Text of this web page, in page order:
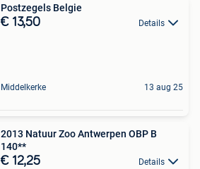
Postzegels Belgie
€ 13,50 Details
Middelkerke 13 aug 25
2013 Natuur Zoo Antwerpen OBP B
140**
€ 12,25 Details